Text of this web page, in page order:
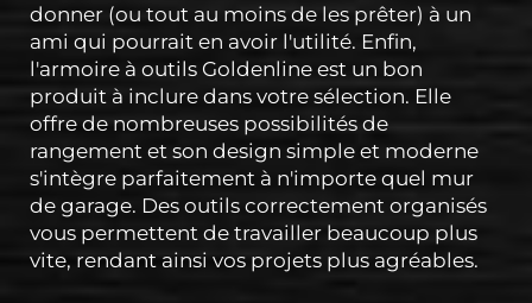
donner (ou tout au moins de les prêter) à un
ami qui pourrait en avoir l'utilité. Enfin,
l'armoire à outils Goldenline est un bon
produit à inclure dans votre sélection. Elle
offre de nombreuses possibilités de
rangement et son design simple et moderne
s'intègre parfaitement à n'importe quel mur
de garage. Des outils correctement organisés
vous permettent de travailler beaucoup plus
vite, rendant ainsi vos projets plus agréables.